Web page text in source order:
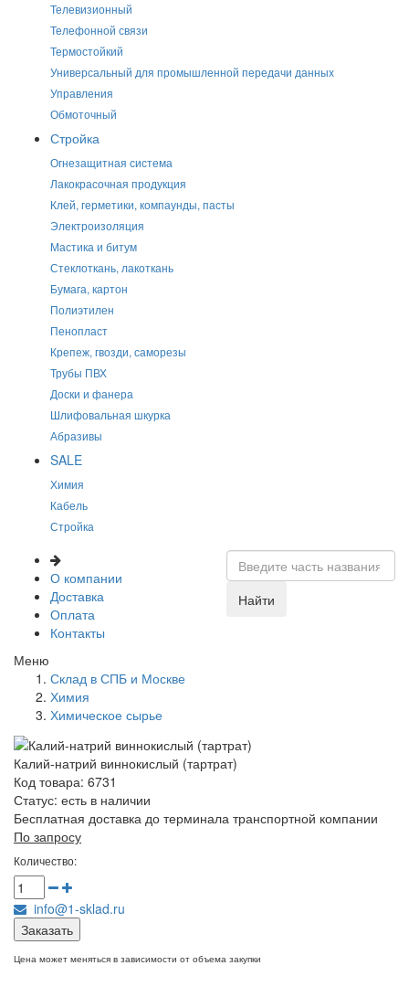
Телевизионный
Телефонной связи
Термостойкий
Универсальный для промышленной передачи данных
Управления
Обмоточный
Стройка
Огнезащитная система
Лакокрасочная продукция
Клей, герметики, компаунды, пасты
Электроизоляция
Мастика и битум
Стеклоткань, лакоткань
Бумага, картон
Полиэтилен
Пенопласт
Крепеж, гвозди, саморезы
Трубы ПВХ
Доски и фанера
Шлифовальная шкурка
Абразивы
SALE
Химия
Кабель
Стройка
О компании
Доставка
Оплата
Контакты
Найти
Меню
Склад в СПБ и Москве
Химия
Химическое сырье
Калий-натрий виннокислый (тартрат)
Код товара: 6731
Статус: есть в наличии
Бесплатная доставка до терминала транспортной компании
По запросу
Количество:
info@1-sklad.ru
Заказать
Цена может меняться в зависимости от объема закупки